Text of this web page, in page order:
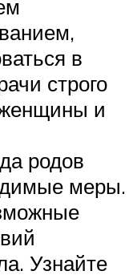
в
строго
и
родов
меры.
Узнайте